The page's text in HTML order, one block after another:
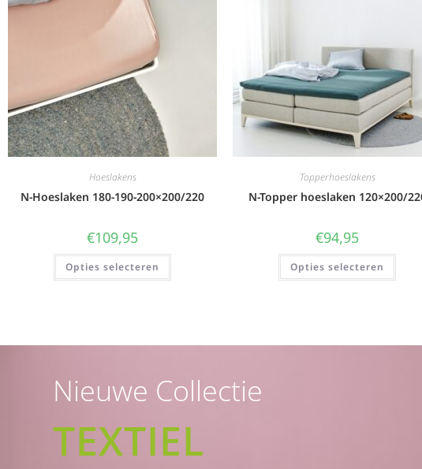
Hoeslakens
N-Hoeslaken 180-190-200×200/220
€109,95
Opties selecteren
Topperhoeslakens
N-Topper hoeslaken 120×200/
€94,95
Opties selecteren
Nieuwe Collectie
TEXTIEL